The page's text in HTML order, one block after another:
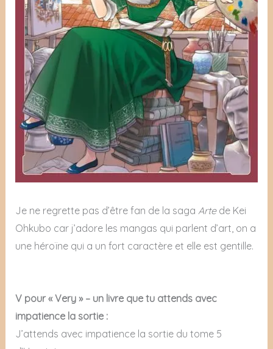
Je ne regrette pas d’être fan de la saga Artede Kei
Ohkubo car j’adore les mangas qui parlent d’art, on a
une héroïne qui a un fort caractère et elle est gentille.
V pour « Very » – un livre que tu attends avec
impatience la sortie :
J’attends avec impatience la sortie du tome 5